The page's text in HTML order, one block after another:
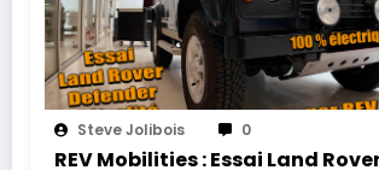
Steve Jolibois 0
REV Mobilities : Essai Land